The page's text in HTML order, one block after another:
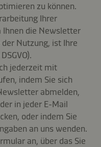
zu können.
Ihrer
Ihnen die Newsletter
Nutzung, ist Ihre
jederzeit mit
indem Sie sich
abmelden,
in jeder E-Mail
oder indem Sie
an uns wenden.
an, über das Sie